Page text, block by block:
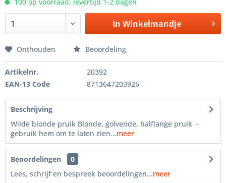
In Winkelmandje
Onthouden Beoordeling
Artikelnr.
20392
EAN-13 Code
8713647203926
Beschrijving
Wilde blonde pruik Blonde, golvende, halflange pruik -
gebruik hem om te laten zien...meer
Beoordelingen
0
Lees, schrijf en bespreek beoordelingen...meer